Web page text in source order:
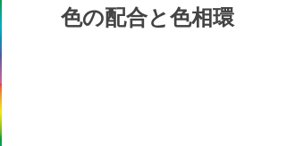
色の配合と色相環